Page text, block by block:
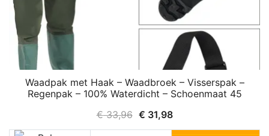
Waadpak met Haak – Waadbroek – Visserspak –
Regenpak – 100% Waterdicht – Schoenmaat 45
€33,96 Oorspronkelijke
prijs
€ 31,98Huidige
prijs